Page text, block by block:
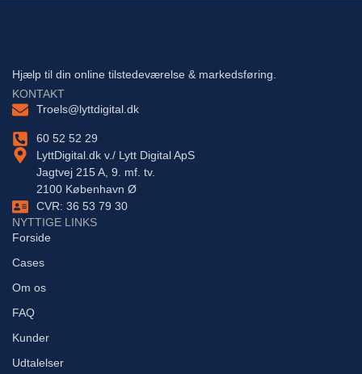
Hjælp til din online tilstedeværelse & markedsføring.
KONTAKT
Troels@lyttdigital.dk
60 52 52 29
LyttDigital.dk v./ Lytt Digital ApS
Jagtvej 215 A, 9. mf. tv.
2100 København Ø
CVR: 36 53 79 30
NYTTIGE LINKS
Forside
Cases
Om os
FAQ
Kunder
Udtalelser